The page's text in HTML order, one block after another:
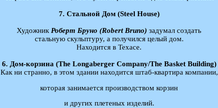
7. Стальной Дом (Steel House)
Художник Роберт Бруно (Robert Bruno) задумал создать
стальную скульптуру, а получился целый дом.
Находится в Техасе.
6. Дом-корзина (The Longaberger Company/The Basket Building)
Как ни странно, в этом здании находится штаб-квартира компании,
которая занимается производством корзин
и других плетеных изделий.